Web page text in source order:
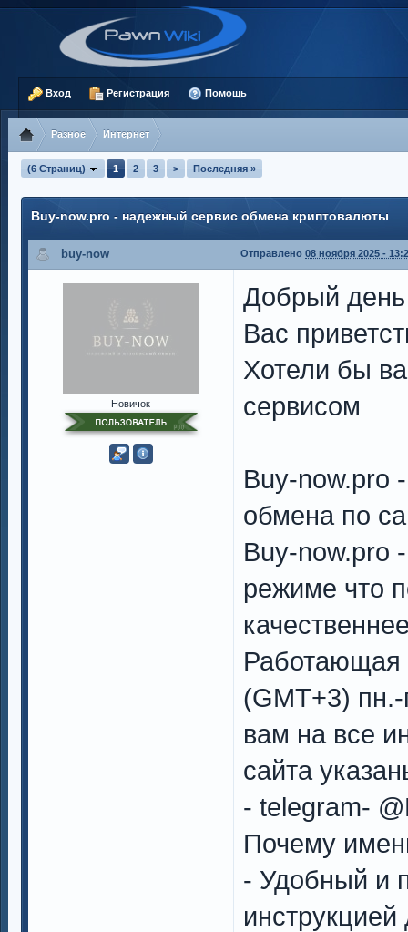
Вход Регистрация Помощь
Разное Интернет
(6 Страниц) 1 2 3 > Последняя »
Buy-now.pro - надежный сервис обмена криптовалюты
buy-now Отправлено 08 ноября 2025 -
Новичок
Добрый
Вас
Хотели бы
сервисом
Buy-now.pro
обмена по
Buy-now.pro
режиме что
Работающая
(GMT+3) пн.-
вам на все
сайта
- telegram-
Почему
- Удобный и